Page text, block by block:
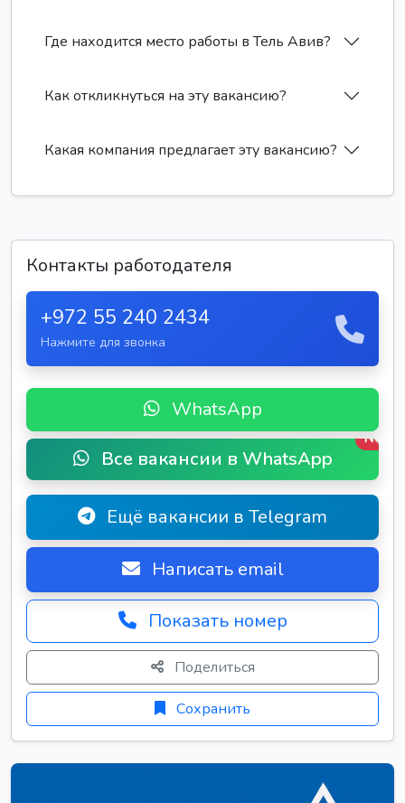
Где находится место работы в Тель Авив?
Как откликнуться на эту вакансию?
Какая компания предлагает эту вакансию?
Контакты работодателя
+972 55 240 2434
Нажмите для звонка
WhatsApp
Все вакансии в WhatsApp
New
Ещё вакансии в Telegram
Написать email
Показать номер
Поделиться
Сохранить